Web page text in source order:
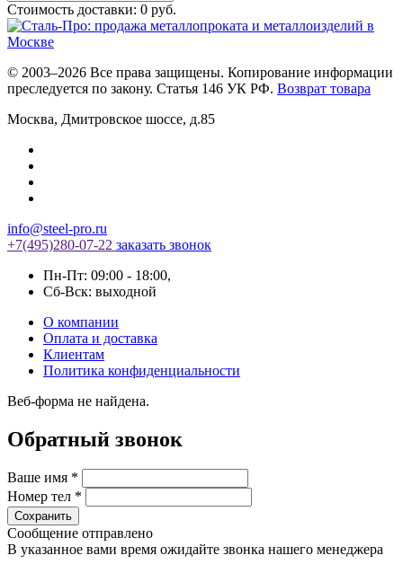
Стоимость доставки: 0 руб.
© 2003–2026 Все права защищены. Копирование информации
преследуется по закону. Статья 146 УК РФ. Возврат товара
Москва, Дмитровское шоссе, д.85
info@steel-pro.ru
+7(495)280-07-22 заказать звонок
Пн-Пт: 09:00 - 18:00,
Cб-Вск: выходной
О компании
Оплата и доставка
Клиентам
Политика конфиденциальности
Веб-форма не найдена.
Обратный звонок
Ваше имя *
Номер тел *
Сообщение отправлено
В указанное вами время ожидайте звонка нашего менеджера